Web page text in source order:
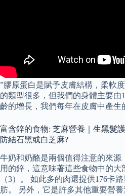
”膠原蛋白是賦予皮膚結構，柔軟
的類型很多，但我們的身體主要由
齡的增長，我們每年在皮膚中產生
富含鋅的食物: 芝麻營養｜生黑髮
防結石黑或白芝麻?
牛奶和奶酪是兩個值得注意的來源
用的鋅，這意味著這些食物中的大
（3）。 如此多的肉還提供176卡
肪。 另外，它是許多其他重要營